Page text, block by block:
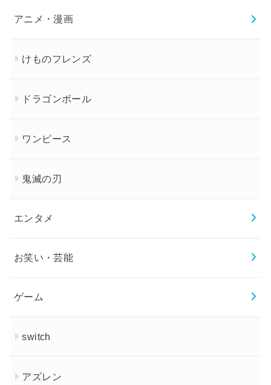
アニメ・漫画
けものフレンズ
ドラゴンボール
ワンピース
鬼滅の刃
エンタメ
お笑い・芸能
ゲーム
switch
アズレン